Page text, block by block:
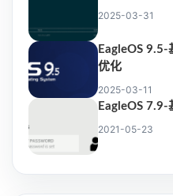
2025-03-31
EagleOS
优化
2025-03-11
EagleOS
2021-05-23